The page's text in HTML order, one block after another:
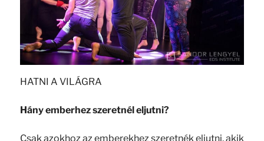
HATNI A VILÁGRA
Hány emberhez szeretnél eljutni?
Csak azokhoz az emberekhez szeretnék eljutni, akik